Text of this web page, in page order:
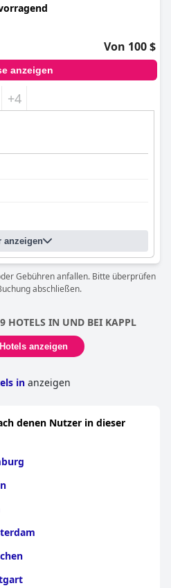
Von 100 $
anzeigen
+4
anzeigen
Gebühren anfallen. Bitte überprüfen
abschließen.
HOTELS IN UND BEI KAPPL
anzeigen
in anzeigen
denen Nutzer in dieser